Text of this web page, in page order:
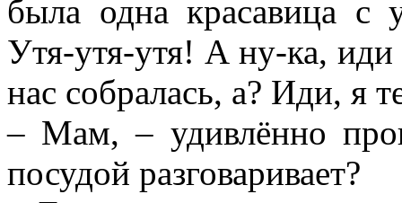
была одна красавица с
Утя-утя-утя! А ну-ка,
нас собралась, а? Иди, я
– Мам, – удивлённо
посудой разговаривает?